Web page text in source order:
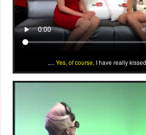
... Yes, of course, I have really